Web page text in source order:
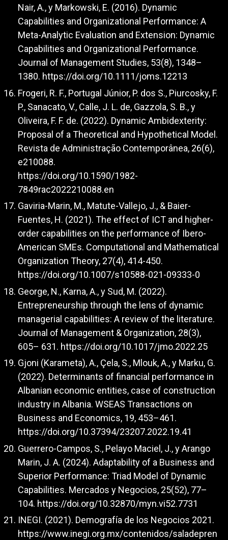
Nair, A., y Markowski, E. (2016). Dynamic
Capabilities and Organizational Performance: A
Meta-Analytic Evaluation and Extension: Dynamic
Capabilities and Organizational Performance.
Journal of Management Studies, 53(8), 1348–
1380. https://doi.org/10.1111/joms.12213
Frogeri, R. F., Portugal Júnior, P. dos S., Piurcosky, F.
P., Sanacato, V., Calle, J. L. de, Gazzola, S. B., y
Oliveira, F. F. de. (2022). Dynamic Ambidexterity:
Proposal of a Theoretical and Hypothetical Model.
Revista de Administração Contemporânea, 26(6),
e210088.
https://doi.org/10.1590/1982-
7849rac2022210088.en
Gaviria-Marin, M., Matute-Vallejo, J., & Baier-
Fuentes, H. (2021). The effect of ICT and higher-
order capabilities on the performance of Ibero-
American SMEs. Computational and Mathematical
Organization Theory, 27(4), 414-450.
https://doi.org/10.1007/s10588-021-09333-0
George, N., Karna, A., y Sud, M. (2022).
Entrepreneurship through the lens of dynamic
managerial capabilities: A review of the literature.
Journal of Management & Organization, 28(3),
605– 631. https://doi.org/10.1017/jmo.2022.25
Gjoni (Karameta), A., Çela, S., Mlouk, A., y Marku, G.
(2022). Determinants of financial performance in
Albanian economic entities, case of construction
industry in Albania. WSEAS Transactions on
Business and Economics, 19, 453–461.
https://doi.org/10.37394/23207.2022.19.41
Guerrero-Campos, S., Pelayo Maciel, J., y Arango
Marin, J. A. (2024). Adaptability of a Business and
Superior Performance: Triad Model of Dynamic
Capabilities. Mercados y Negocios, 25(52), 77–
104. https://doi.org/10.32870/myn.vi52.7731
INEGI. (2021). Demografía de los Negocios 2021.
https://www.inegi.org.mx/contenidos/saladepren